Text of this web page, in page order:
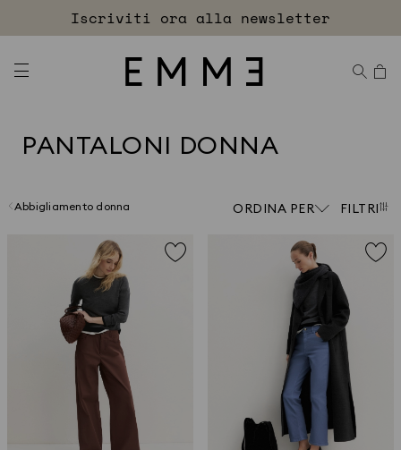
EXTRA SCONTO
Spedizioni e resi sempre gratuiti
PANTALONI DONNA
Abbigliamento donna ORDINA PER FILTRI